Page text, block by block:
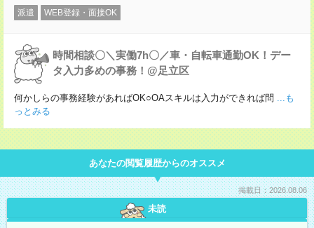
派遣 WEB登録・面接OK
時間相談〇＼実働7h〇／車・自転車通勤OK！デー
タ入力多めの事務！@足立区
何かしらの事務経験があればOK○OAスキルは入力ができれば問 ...も
っとみる
あなたの閲覧履歴からのオススメ
掲載日：2026.08.06
未読